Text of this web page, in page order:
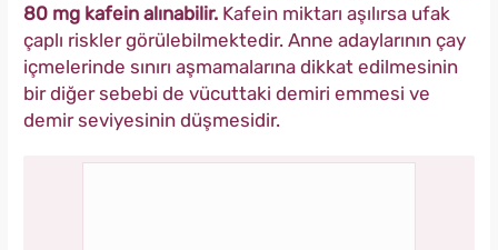
80 mg kafein alınabilir. Kafein miktarı aşılırsa ufak
çaplı riskler görülebilmektedir. Anne adaylarının çay
içmelerinde sınırı aşmamalarına dikkat edilmesinin
bir diğer sebebi de vücuttaki demiri emmesi ve
demir seviyesinin düşmesidir.